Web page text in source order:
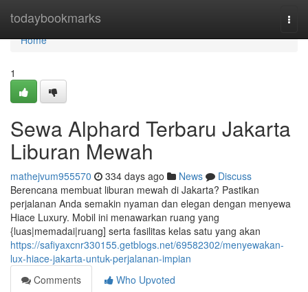
todaybookmarks
Home
Home
1
Sewa Alphard Terbaru Jakarta
Liburan Mewah
mathejvum955570 334 days ago News
Discuss
Berencana membuat liburan mewah di Jakarta? Pastikan
perjalanan Anda semakin nyaman dan elegan dengan menyewa
Hiace Luxury. Mobil ini menawarkan ruang yang
{luas|memadai|ruang] serta fasilitas kelas satu yang akan
https://safiyaxcnr330155.getblogs.net/69582302/menyewakan-
lux-hiace-jakarta-untuk-perjalanan-impian
Comments
Who Upvoted